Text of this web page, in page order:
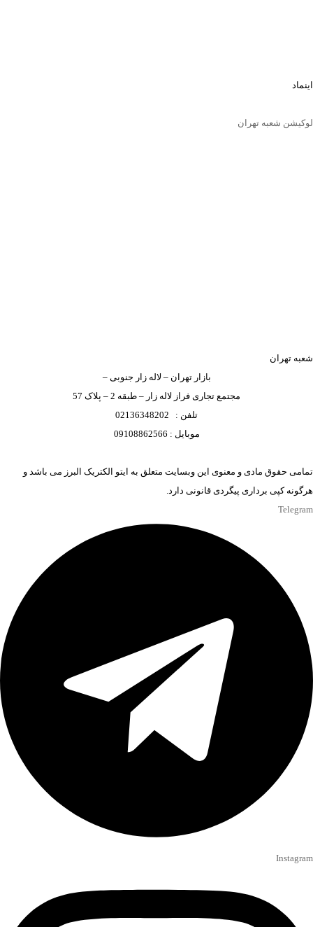
اینماد
لوکیشن شعبه تهران
شعبه تهران
بازار تهران – لاله زار جنوبی –
مجتمع تجاری فراز لاله زار – طبقه 2 – پلاک 57
تلفن : 02136348202
موبایل : 09108862566
تمامی حقوق مادی و معنوی این وبسایت متعلق به ایتو الکتریک البرز می باشد و
هرگونه کپی برداری پیگردی قانونی دارد.
Telegram
Instagram